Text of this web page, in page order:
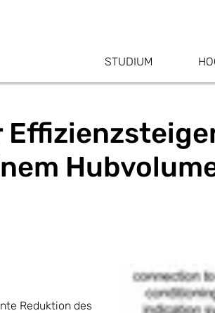
STUDIUM
Reduktion des